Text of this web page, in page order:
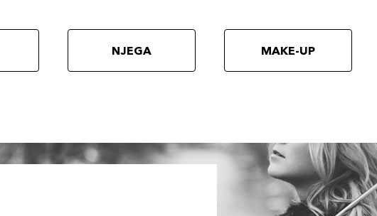
NJEGA MAKE-UP